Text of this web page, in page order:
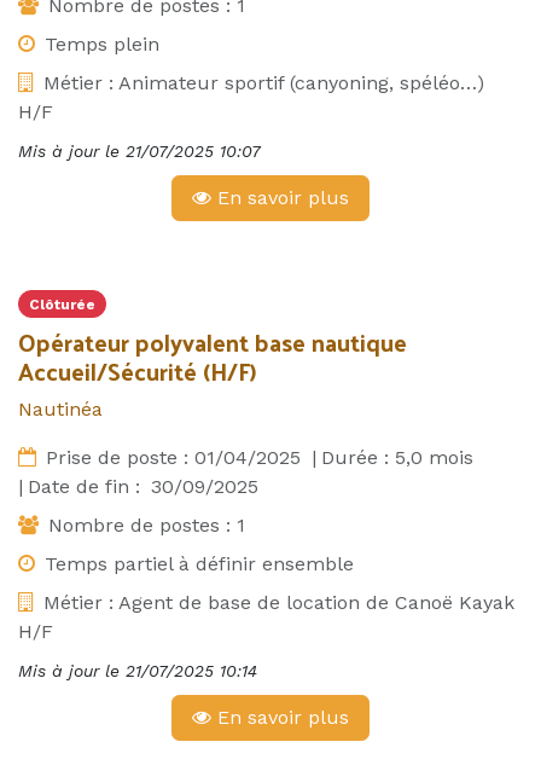
Nombre de postes : 1
Temps plein
Métier : Animateur sportif (canyoning, spéléo…)
H/F
Mis à jour le 21/07/2025 10:07
En savoir plus
Clôturée
Opérateur polyvalent base nautique
Accueil/Sécurité (H/F)
Nautinéa
Prise de poste : 01/04/2025 | Durée : 5,0 mois
| Date de fin : 30/09/2025
Nombre de postes : 1
Temps partiel à définir ensemble
Métier : Agent de base de location de Canoë Kayak
H/F
Mis à jour le 21/07/2025 10:14
En savoir plus